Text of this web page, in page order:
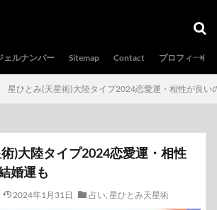
ェルナンバー Sitemap Contact プロフィール
星ひとみ(天星術)大陸タイプ2024恋愛運・相性が良い
)大陸タイプ2024恋愛運・相性
婚運も
2024年1月31日 占い, 星ひとみ天星術